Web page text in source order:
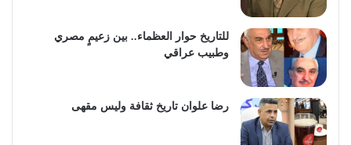
للتاريخ حوار العظماء.. بين زعيمٍ مصري
وطبيب عراقي
رضا علوان تاريخ ثقافة وليس مقهى